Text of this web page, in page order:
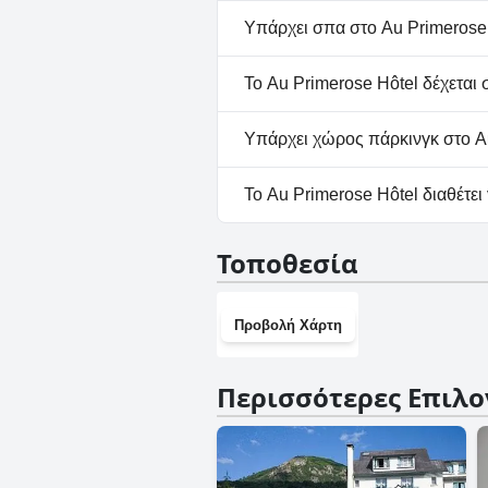
Όχι, το Au Primerose Hôtel
Υπάρχει σπα στο Au
Όχι, το Au Primerose Hôtel
Το Au Primerose Hôtel δέχεται
Όχι, το Au Primerose Hôtel
Υπάρχει χώρος πάρκινγκ στο
Ναι, υπάρχουν
Το Au Primerose Hôtel διαθέτει
Τοποθεσία
Προβολή Χάρτη
Περισσότερες